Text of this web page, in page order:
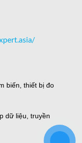
biến, thiết bị đo
dữ liệu, truyền